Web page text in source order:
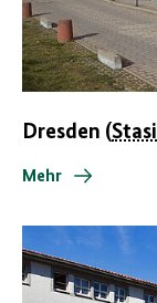
Dresden (Stasi
Mehr